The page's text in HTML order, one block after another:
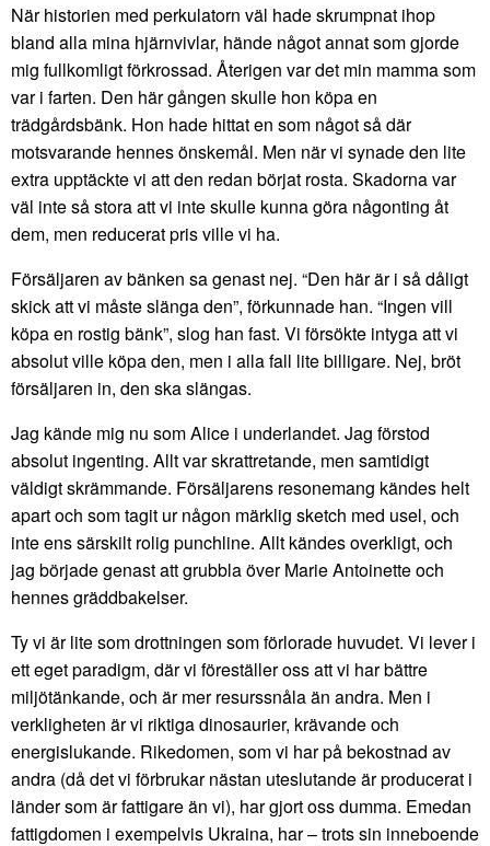
När historien med perkulatorn väl hade skrumpnat ihop
bland alla mina hjärnvivlar, hände något annat som gjorde
mig fullkomligt förkrossad. Återigen var det min mamma som
var i farten. Den här gången skulle hon köpa en
trädgårdsbänk. Hon hade hittat en som något så där
motsvarande hennes önskemål. Men när vi synade den lite
extra upptäckte vi att den redan börjat rosta. Skadorna var
väl inte så stora att vi inte skulle kunna göra någonting åt
dem, men reducerat pris ville vi ha.
Försäljaren av bänken sa genast nej. “Den här är i så dåligt
skick att vi måste slänga den”, förkunnade han. “Ingen vill
köpa en rostig bänk”, slog han fast. Vi försökte intyga att vi
absolut ville köpa den, men i alla fall lite billigare. Nej, bröt
försäljaren in, den ska slängas.
Jag kände mig nu som Alice i underlandet. Jag förstod
absolut ingenting. Allt var skrattretande, men samtidigt
väldigt skrämmande. Försäljarens resonemang kändes helt
apart och som tagit ur någon märklig sketch med usel, och
inte ens särskilt rolig punchline. Allt kändes overkligt, och
jag började genast att grubbla över Marie Antoinette och
hennes gräddbakelser.
Ty vi är lite som drottningen som förlorade huvudet. Vi lever i
ett eget paradigm, där vi föreställer oss att vi har bättre
miljötänkande, och är mer resurssnåla än andra. Men i
verkligheten är vi riktiga dinosaurier, krävande och
energislukande. Rikedomen, som vi har på bekostnad av
andra (då det vi förbrukar nästan uteslutande är producerat i
länder som är fattigare än vi), har gjort oss dumma. Emedan
fattigdomen i exempelvis Ukraina, har – trots sin inneboende